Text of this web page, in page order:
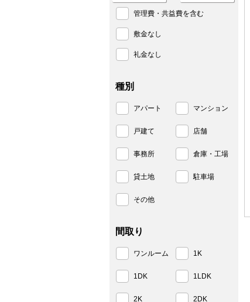
管理費・共益費を含む
敷金なし
礼金なし
種別
アパート マンション
戸建て 店舗
事務所 倉庫・工場
貸土地 駐車場
その他
間取り
ワンルーム 1K
1DK 1LDK
2K 2DK